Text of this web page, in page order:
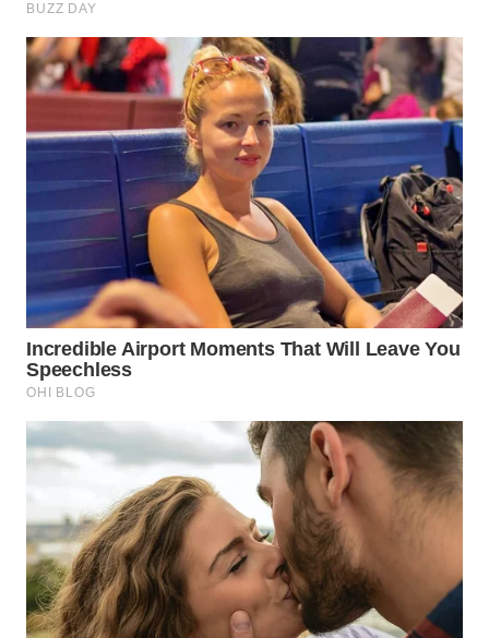
WN
BOROBUDUR
MADURA
SURABAYA
WN
NATUNA
WN
BINTAN
MANDALIKA
WN
LIKUPANG
WN
LABUANBAJO